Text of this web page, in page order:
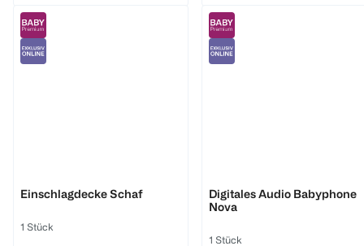
Einschlagdecke Schaf
1 Stück
Digitales Audio Babyphone
Nova
1 Stück